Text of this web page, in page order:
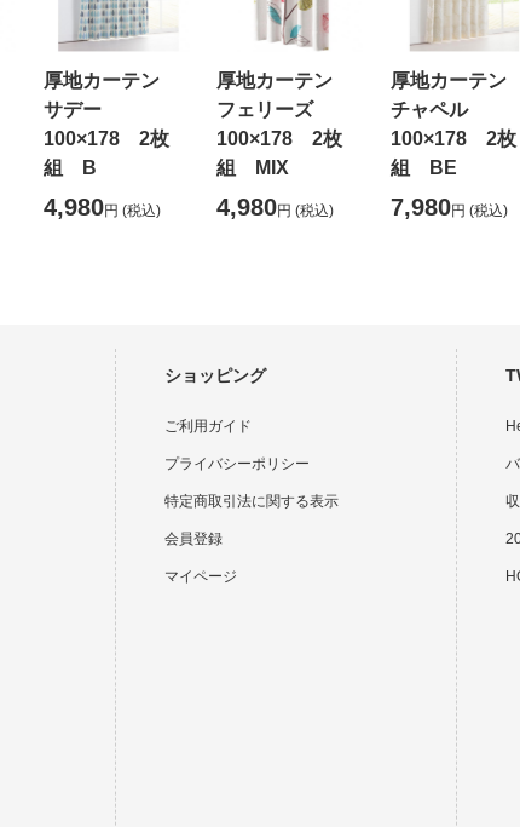
厚地カーテン
サデー
100×178 2枚
組 B
4,980円 (税込)
厚地カーテン
フェリーズ
100×178 2枚
組 MIX
4,980円 (税込)
厚地カーテ
チャペル
100×178 2枚
組 BE
7,980円 (税込)
ショッピング
ご利用ガイド
プライバシーポリシー
特定商取引法に関する表示
会員登録
マイページ